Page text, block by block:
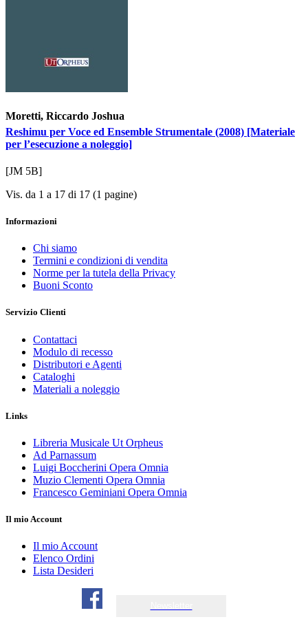
Moretti, Riccardo Joshua
Reshimu per Voce ed Ensemble Strumentale (2008) [Materiale
per l’esecuzione a noleggio]
[JM 5B]
Vis. da 1 a 17 di 17 (1 pagine)
Informazioni
Chi siamo
Termini e condizioni di vendita
Norme per la tutela della Privacy
Buoni Sconto
Servizio Clienti
Contattaci
Modulo di recesso
Distributori e Agenti
Cataloghi
Materiali a noleggio
Links
Libreria Musicale Ut Orpheus
Ad Parnassum
Luigi Boccherini Opera Omnia
Muzio Clementi Opera Omnia
Francesco Geminiani Opera Omnia
Il mio Account
Il mio Account
Elenco Ordini
Lista Desideri